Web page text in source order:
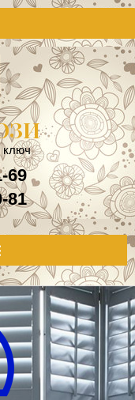
ключ
69
81